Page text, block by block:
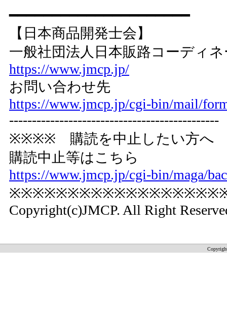
━━━━━━━━━━━━━━━━━━━━━
【日本商品開発士会】
一般社団法人日本販路コーディ
https://www.jmcp.jp/
お問い合わせ先
https://www.jmcp.jp/cgi-bin/mail/
----------------------------------------------
※※※※ 購読を中止したい
購読中止等はこちら
https://www.jmcp.jp/cgi-bin/maga/
Copyright(c)JMCP. All Right